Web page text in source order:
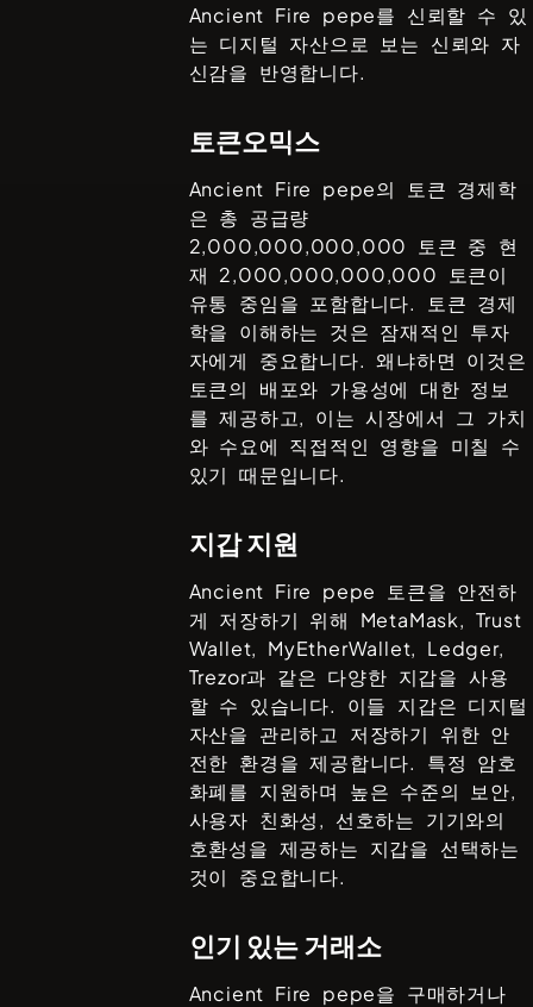
Ancient Fire pepe를 신뢰할 수 있
는 디지털 자산으로 보는 신뢰와 자
신감을 반영합니다.
토큰오믹스
Ancient Fire pepe의 토큰 경제학
은 총 공급량
2,000,000,000,000
토큰 중 현
재 2,000,000,000,000 토큰이
유통 중임을 포함합니다. 토큰 경제
학을 이해하는 것은 잠재적인 투자
자에게 중요합니다. 왜냐하면 이것은
토큰의 배포와 가용성에 대한 정보
를 제공하고, 이는 시장에서 그 가치
와 수요에 직접적인 영향을 미칠 수
있기 때문입니다.
지갑 지원
Ancient Fire pepe
토큰을 안전하
게 저장하기 위해 MetaMask, Trust
Wallet, MyEtherWallet, Ledger,
Trezor과 같은 다양한 지갑을 사용
할 수 있습니다. 이들 지갑은 디지털
자산을 관리하고 저장하기 위한 안
전한 환경을 제공합니다. 특정 암호
화폐를 지원하며 높은 수준의 보안,
사용자 친화성, 선호하는 기기와의
호환성을 제공하는 지갑을 선택하는
것이 중요합니다.
인기 있는 거래소
Ancient Fire pepe을 구매하거나